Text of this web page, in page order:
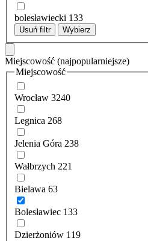
bolesławiecki 133
Usuń filtr Wybierz
Miejscowość (najpopularniejsze)
Miejscowość
Wrocław 3240
Legnica 268
Jelenia Góra 238
Wałbrzych 221
Bielawa 63
Bolesławiec 133
Dzierżoniów 119